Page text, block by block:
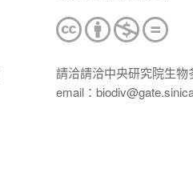
請洽請洽中央研究院生物
email：